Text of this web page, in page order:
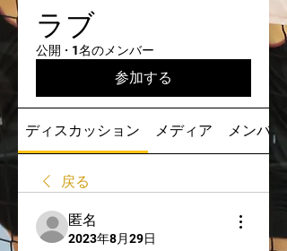
ラブ
公開 · 1名のメンバー
参加する
ディスカッション メディア メンバー
戻る
匿名
2023年8月29日